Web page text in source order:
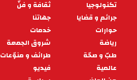
PAGE
تكنولوجيا
ثقافة و فنّ
جرائم و قضايا
جهاتنا
حوارات
خدمات
رياضة
شروق الجمعة
طبّ و صحّة
طرائف و منوّعات
عالمية
فيديو